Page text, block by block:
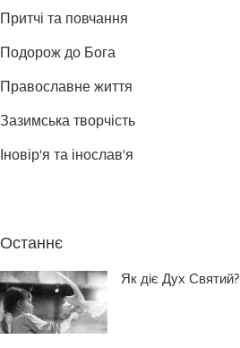
Притчі та повчання
Подорож до Бога
Православне життя
Зазимська творчість
Іновір'я та інослав'я
Останнє
Як діє Дух Святий?